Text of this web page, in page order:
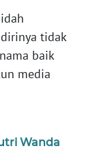
tidak
baik
media
Wanda